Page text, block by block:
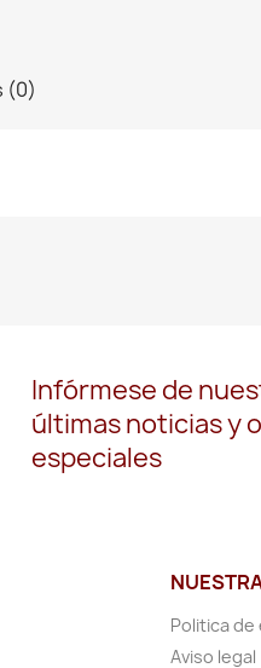
(0)
Infórmese de
últimas noticias y
especiales
Politica de
Aviso legal